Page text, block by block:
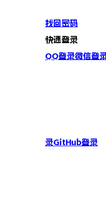
找回密码
快速登录
QQ登录微信登
录GitHub登录